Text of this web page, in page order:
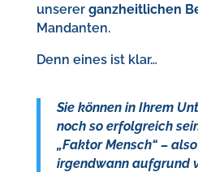
unserer ganzheitlichen
Mandanten.
Denn eines ist klar…
Sie können in Ihrem
noch so erfolgreich
„Faktor Mensch“ –
irgendwann aufgrund